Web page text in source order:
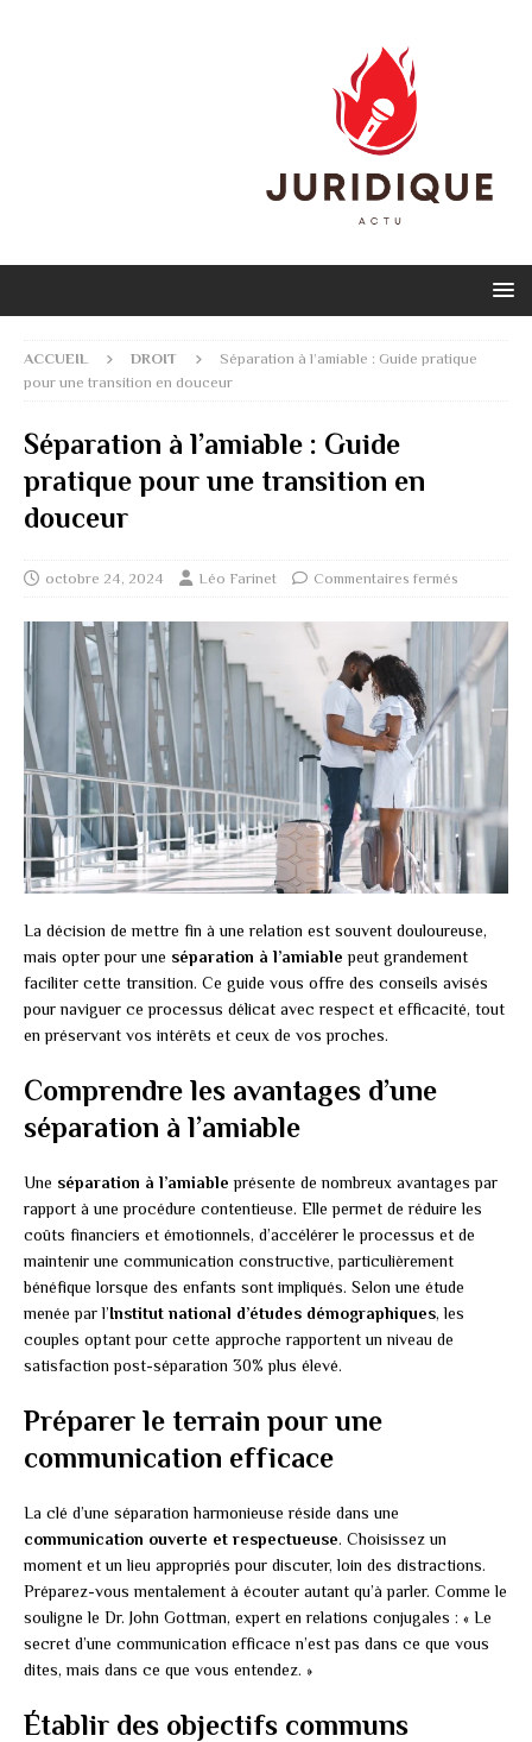
ACCUEIL DROIT
Séparation à l’amiable : Guide pratique
pour une transition en douceur
Séparation à l’amiable : Guide
pratique pour une transition en
douceur
octobre 24, 2024 Léo Farinet Commentaires fermés
La décision de mettre fin à une relation est souvent douloureuse,
mais opter pour une séparation à l’amiable peut grandement
faciliter cette transition. Ce guide vous offre des conseils avisés
pour naviguer ce processus délicat avec respect et efficacité, tout
en préservant vos intérêts et ceux de vos proches.
Comprendre les avantages d’une
séparation à l’amiable
Une séparation à l’amiable présente de nombreux avantages par
rapport à une procédure contentieuse. Elle permet de réduire les
coûts financiers et émotionnels, d’accélérer le processus et de
maintenir une communication constructive, particulièrement
bénéfique lorsque des enfants sont impliqués. Selon une étude
menée par l’Institut national d’études démographiques, les
couples optant pour cette approche rapportent un niveau de
satisfaction post-séparation 30% plus élevé.
Préparer le terrain pour une
communication efficace
La clé d’une séparation harmonieuse réside dans une
communication ouverte et respectueuse. Choisissez un
moment et un lieu appropriés pour discuter, loin des distractions.
Préparez-vous mentalement à écouter autant qu’à parler. Comme le
souligne le Dr. John Gottman, expert en relations conjugales : « Le
secret d’une communication efficace n’est pas dans ce que vous
dites, mais dans ce que vous entendez. »
Établir des objectifs communs